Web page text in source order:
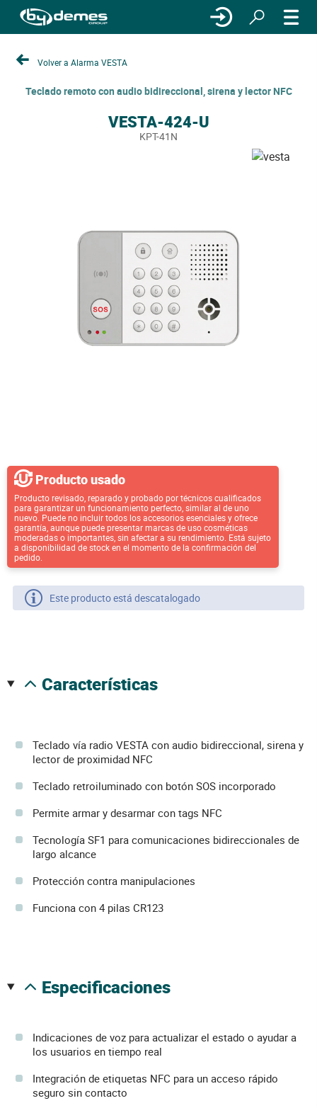
Volver a Alarma VESTA
Teclado remoto con audio bidireccional, sirena y lector NFC
VESTA-424-U
KPT-41N
Producto usado
Producto revisado, reparado y probado por técnicos cualificados
para garantizar un funcionamiento perfecto, similar al de uno
nuevo. Puede no incluir todos los accesorios esenciales y ofrece
garantía, aunque puede presentar marcas de uso cosméticas
moderadas o importantes, sin afectar a su rendimiento. Está sujeto
a disponibilidad de stock en el momento de la confirmación del
pedido.
Este producto está descatalogado
características
Teclado vía radio VESTA con audio bidireccional, sirena y
lector de proximidad NFC
Teclado retroiluminado con botón SOS incorporado
Permite armar y desarmar con tags NFC
Tecnología SF1 para comunicaciones bidireccionales de
largo alcance
Protección contra manipulaciones
Funciona con 4 pilas CR123
especificaciones
Indicaciones de voz para actualizar el estado o ayudar a
los usuarios en tiempo real
Integración de etiquetas NFC para un acceso rápido
seguro sin contacto